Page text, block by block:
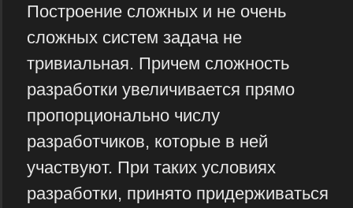
Построение сложных и не очень
сложных систем задача не
тривиальная. Причем сложность
разработки увеличивается прямо
пропорционально числу
разработчиков, которые в ней
участвуют. При таких условиях
разработки, принято придерживаться